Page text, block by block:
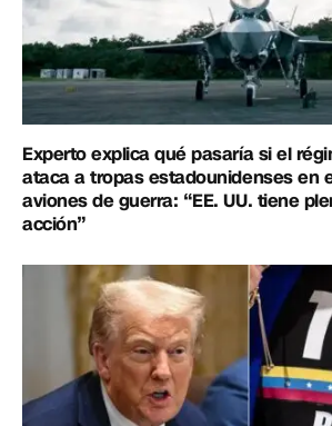
Experto explica qué pasaría si el
ataca a tropas estadounidenses en
aviones de guerra: “EE. UU. tiene
acción”